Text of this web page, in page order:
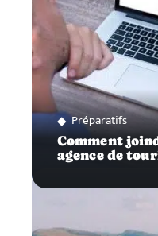
Préparatifs
Comment
agence de